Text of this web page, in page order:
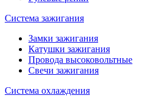
Система зажигания
Замки зажигания
Катушки зажигания
Провода высоковольтные
Свечи зажигания
Система охлаждения